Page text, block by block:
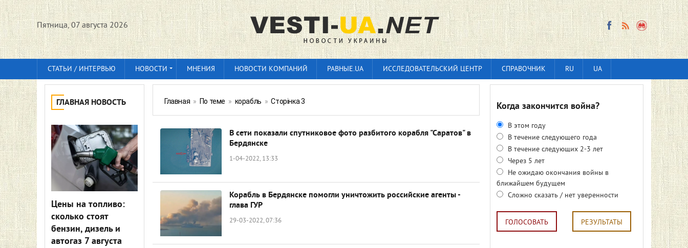
Пятница, 07 августа 2026
СТАТЬИ / ИНТЕРВЬЮ НОВОСТИ МНЕНИЯ НОВОСТИ КОМПАНИЙ РАВНЫЕ.UA ИССЛЕДОВАТЕЛЬСКИЙ ЦЕНТР СПРАВОЧНИК RU UA
ГЛАВНАЯ НОВОСТЬ
Цены на топливо:
сколько стоят
бензин, дизель и
автогаз 7 августа
Главная » По теме » корабль » Сторінка 3
В сети показали спутниковое фото разбитого корабля "Саратов" в
Бердянске
1-04-2022, 13:33
Корабль в Бердянске помогли уничтожить российские агенты -
глава ГУР
29-03-2022, 07:36
Когда закончится война?
В этом году
В течение следующего года
В течение следующих 2-3 лет
Через 5 лет
Не ожидаю окончания войны в
ближайшем будущем
Сложно сказать / нет уверенности
ГОЛОСОВАТЬ РЕЗУЛЬТАТЫ